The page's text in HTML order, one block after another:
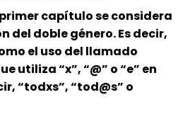
capítulo se considera
del doble género. Es decir,
el uso del llamado
utiliza “x”, “@” o “e” en
“todxs”, “tod@s” o